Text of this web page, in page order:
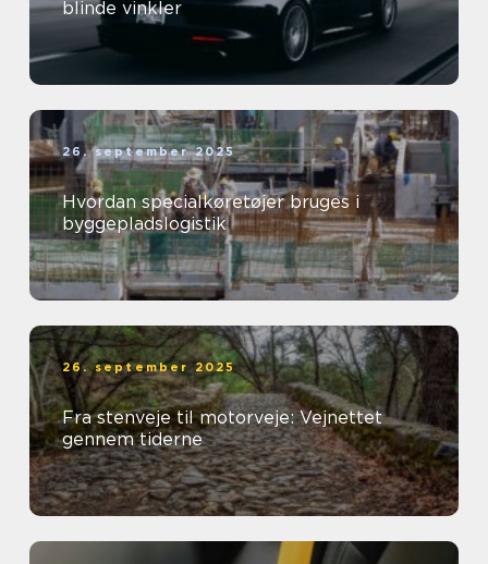
blinde vinkler
26. september 2025
Hvordan specialkøretøjer bruges i
byggepladslogistik
26. september 2025
Fra stenveje til motorveje: Vejnettet
gennem tiderne